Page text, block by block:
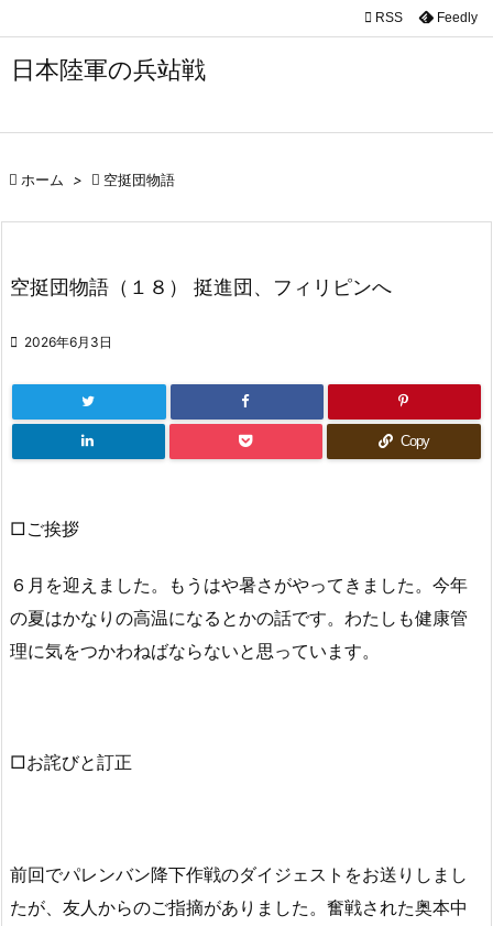
日本陸軍の兵站戦

 RSS Feedly
 ホーム >  空挺団物語
空挺団物語（１８） 挺進団、フィリピンへ
 2026年6月3日
Copy
□ご挨拶
６月を迎えました。もうはや暑さがやってきました。今年
の夏はかなりの高温になるとかの話です。わたしも健康管
理に気をつかわねばならないと思っています。
□お詫びと訂正
前回でパレンバン降下作戦のダイジェストをお送りしまし
たが、友人からのご指摘がありました。奮戦された奥本中